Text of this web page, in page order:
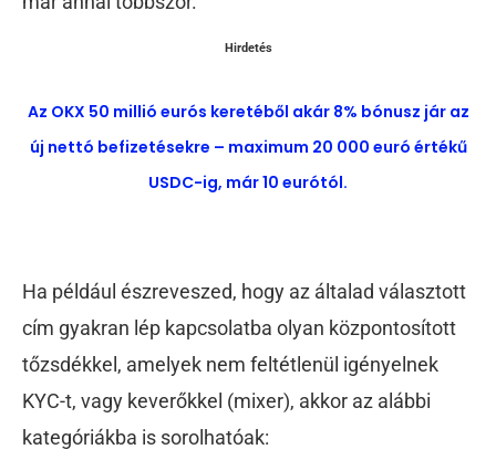
Hirdetés
Az OKX 50 millió eurós keretéből akár 8% bónusz jár az
új nettó befizetésekre – maximum 20 000 euró értékű
USDC-ig, már 10 eurótól.
Ha például észreveszed, hogy az általad választott
cím gyakran lép kapcsolatba olyan központosított
tőzsdékkel, amelyek nem feltétlenül igényelnek
KYC-t, vagy keverőkkel (mixer), akkor az alábbi
kategóriákba is sorolhatóak: